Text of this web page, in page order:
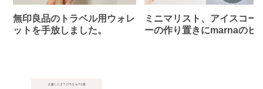
無印良品のトラベル用ウォレ
ットを手放しました。
ミニマリスト、アイスコー
ーの作り置きにmarnaのピ